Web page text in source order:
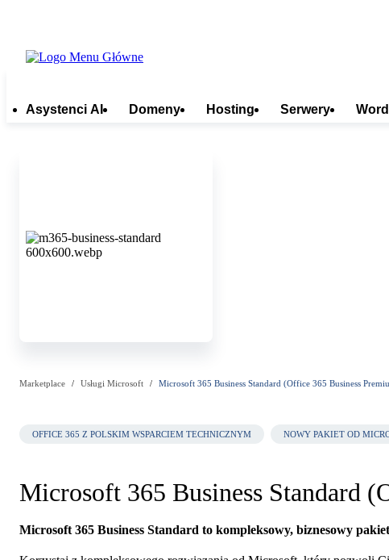
Asystenci AI Domeny Hosting Serwery
Marketplace Usługi Microsoft Microsoft 365 Business Standard (Office 365 Business
OFFICE 365 Z POLSKIM WSPARCIEM TECHNICZNYM NOWY PAKIET OD
Microsoft 365 Business Standard
Microsoft 365 Business Standard to kompleksowy, biznesowy